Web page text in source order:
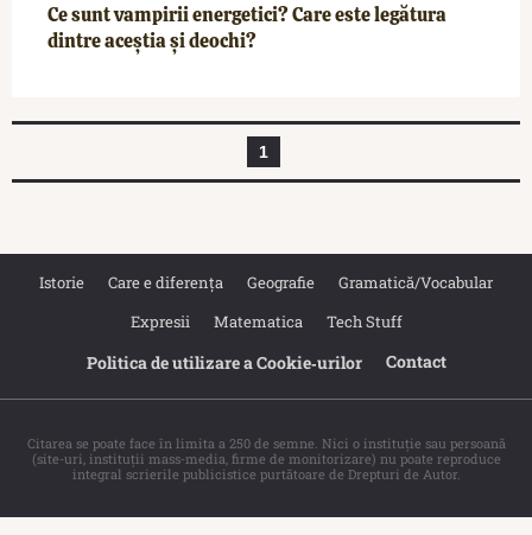
Ce sunt vampirii energetici? Care este legătura
dintre aceștia și deochi?
1
Istorie Care e diferența Geografie
Gramatică/Vocabular
Expresii
Matematica Tech Stuff
Politica de utilizare a Cookie‐urilor Contact
Citarea se poate face în limita a 250 de semne. Nici o instituţie sau persoană
(site-uri, instituţii mass-media, firme de monitorizare) nu poate reproduce
integral scrierile publicistice purtătoare de Drepturi de Autor.